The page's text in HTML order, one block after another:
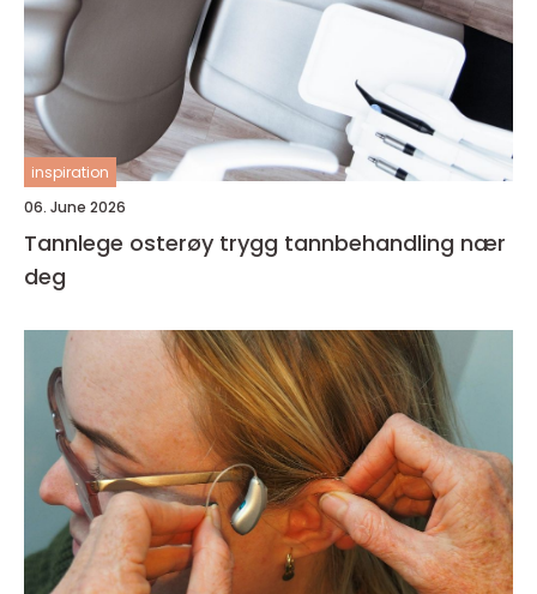
inspiration
06. June 2026
Tannlege osterøy trygg tannbehandling nær
deg